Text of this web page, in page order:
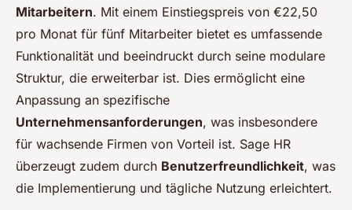
Mitarbeitern. Mit einem Einstiegspreis von €22,50
pro Monat für fünf Mitarbeiter bietet es umfassende
Funktionalität und beeindruckt durch seine modulare
Struktur, die erweiterbar ist. Dies ermöglicht eine
Anpassung an spezifische
Unternehmensanforderungen, was insbesondere
für wachsende Firmen von Vorteil ist. Sage HR
überzeugt zudem durch Benutzerfreundlichkeit, was
die Implementierung und tägliche Nutzung erleichtert.